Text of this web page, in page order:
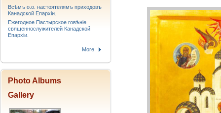
Всѣмъ о.о. настоятелямъ приходовъ
Канадской Епархiи.
Ежегодное Пастырское говѣніе
священнослужителей Канадской
Епархіи.
More
Photo Albums
Gallery